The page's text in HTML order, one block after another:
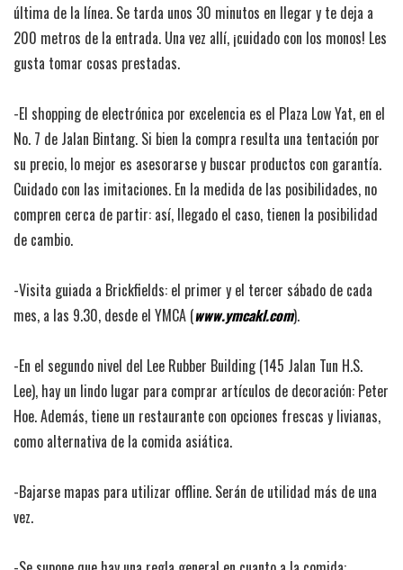
última de la línea. Se tarda unos 30 minutos en llegar y te deja a
200 metros de la entrada. Una vez allí, ¡cuidado con los monos! Les
gusta tomar cosas prestadas.
-El shopping de electrónica por excelencia es el Plaza Low Yat, en el
No. 7 de Jalan Bintang. Si bien la compra resulta una tentación por
su precio, lo mejor es asesorarse y buscar productos con garantía.
Cuidado con las imitaciones. En la medida de las posibilidades, no
compren cerca de partir: así, llegado el caso, tienen la posibilidad
de cambio.
-Visita guiada a Brickfields: el primer y el tercer sábado de cada
mes, a las 9.30, desde el YMCA (www.ymcakl.com).
-En el segundo nivel del Lee Rubber Building (145 Jalan Tun H.S.
Lee), hay un lindo lugar para comprar artículos de decoración: Peter
Hoe. Además, tiene un restaurante con opciones frescas y livianas,
como alternativa de la comida asiática.
-Bajarse mapas para utilizar offline. Serán de utilidad más de una
vez.